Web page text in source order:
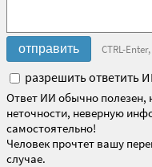
CTRL-
разрешить ответить
Ответ ИИ обычно полезен,
неточности, неверную
самостоятельно!
Человек прочтет вашу
случае.